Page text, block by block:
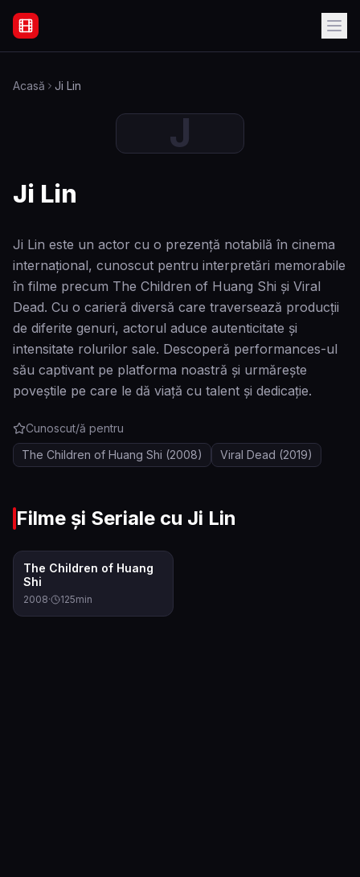
Filme Online Subtitrate - Acasă
Acasă Ji Lin
J
Ji Lin
Ji Lin este un actor cu o prezență notabilă în cinema
internațional, cunoscut pentru interpretări memorabile
în filme precum The Children of Huang Shi și Viral
Dead. Cu o carieră diversă care traversează producții
de diferite genuri, actorul aduce autenticitate și
intensitate rolurilor sale. Descoperă performances-ul
său captivant pe platforma noastră și urmărește
poveștile pe care le dă viață cu talent și dedicație.
Cunoscut/ă pentru
The Children of Huang Shi (2008) Viral Dead (2019)
Filme și Seriale cu Ji Lin
6.6
The Children of Huang
Shi
2008· 125min